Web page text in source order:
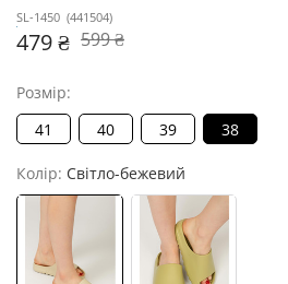
SL-1450 (441504)
479 ₴ 599 ₴
Розмір:
41
40 39 38
Колір: Світло-бежевий